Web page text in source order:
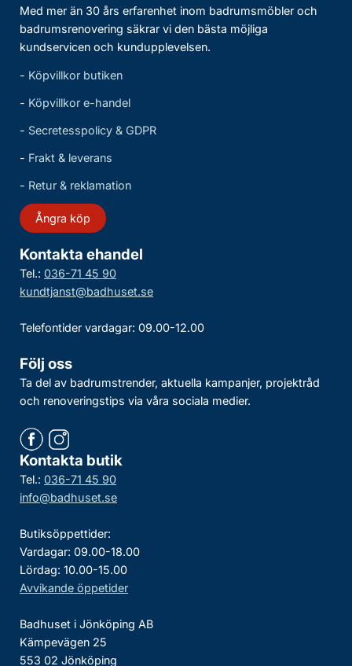
Med mer än 30 års erfarenhet inom badrumsmöbler och
badrumsrenovering säkrar vi den bästa möjliga
kundservicen och kundupplevelsen.
- Köpvillkor butiken
- Köpvillkor e-handel
- Secretesspolicy & GDPR
- Frakt & leverans
- Retur & reklamation
Ångra köp
Kontakta ehandel
Tel.: 036-71 45 90
kundtjanst@badhuset.se
Telefontider vardagar: 09.00-12.00
Följ oss
Ta del av badrumstrender, aktuella kampanjer, projektråd
och renoveringstips via våra sociala medier.
Kontakta butik
Tel.: 036-71 45 90
info@badhuset.se
Butiksöppettider:
Vardagar: 09.00-18.00
Lördag: 10.00-15.00
Avvikande öppetider
Badhuset i Jönköping AB
Kämpevägen 25
553 02 Jönköping